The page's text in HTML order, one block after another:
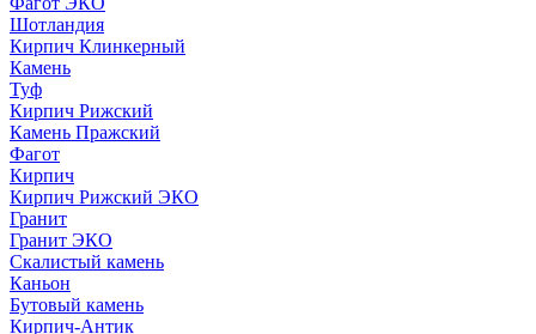
Шотландия
Кирпич Клинкерный
Камень
Туф
Кирпич Рижский
Камень Пражский
Фагот
Кирпич
Кирпич Рижский ЭКО
Гранит
Гранит ЭКО
Скалистый камень
Каньон
Бутовый камень
Кирпич-Антик